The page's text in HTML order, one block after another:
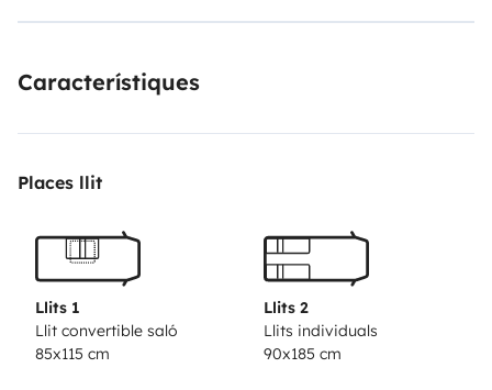
jedoch nur bedingt zu da der Camper das Update zum
den Fahrzeugbau zu, denn es erfolgten einige
Serienfahrzeuge.
Details gerne per Mail). Dazu zählen neben der
komplett ausgestatteten Küche auch wichtiges
Zubehör für den Außenbereich. Bisher stehen etwa
90.000 km auf dem Tacho.
Für die Sicherheit ist durch
den Einbau einer Thithronik-Alarmanlage gesorgt. Die
Característiques
Places llit
Llits 1
Llit convertible saló
85x115 cm
Llits 2
Llits individuals
90x185 cm